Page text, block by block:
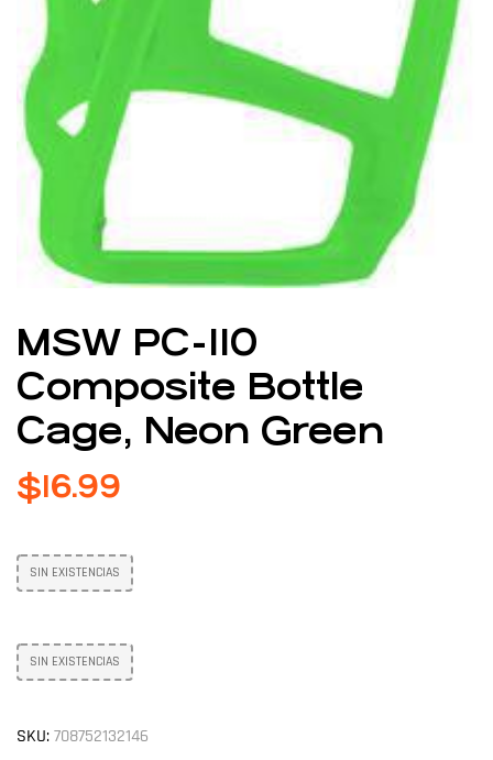
MSW PC-110
Composite Bottle
Cage, Neon Green
$16.99
SIN EXISTENCIAS
SIN EXISTENCIAS
SKU:708752132146